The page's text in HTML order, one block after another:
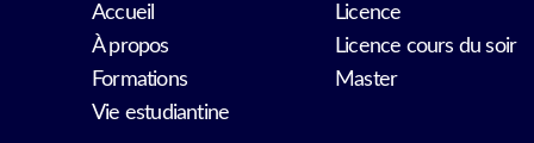
Accueil
À propos
Formations
Vie estudiantine
Licence
Licence cours du soir
Master